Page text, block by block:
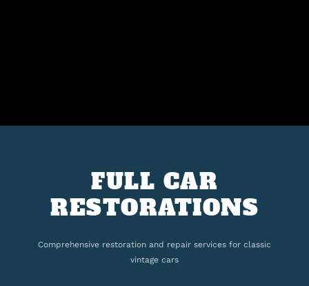
FULL CAR
RESTORATIONS
Comprehensive restoration and repair services for classic
vintage cars